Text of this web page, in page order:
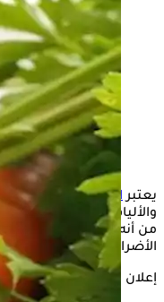
يعتبرالجزرمن أكثر
والألياف الغذائية التي
من أنه مفيد جدًا للصحة،
الأضرار.
إعلان